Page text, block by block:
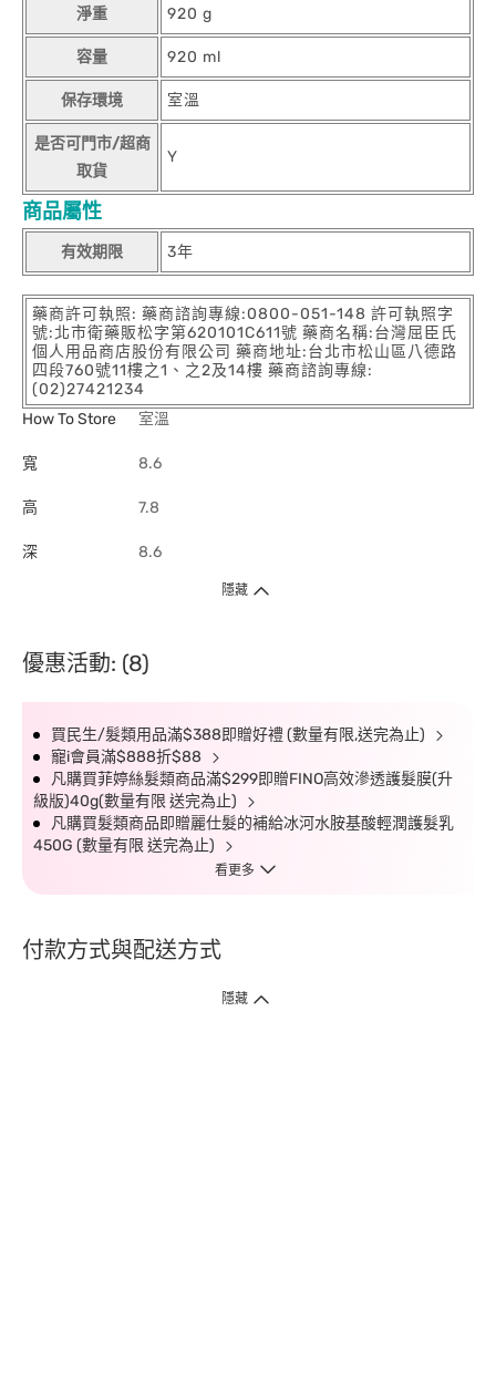
淨重 920 g
容量 920 ml
保存環境 室溫
是否可門市/超商
取貨
Y
商品屬性
有效期限 3年
藥商許可執照: 藥商諮詢專線:0800-051-148 許可執照字
號:北市衛藥販松字第620101C611號 藥商名稱:台灣屈臣氏
個人用品商店股份有限公司 藥商地址:台北市松山區八德路
四段760號11樓之1、之2及14樓 藥商諮詢專線:
(02)27421234
How To Store
室溫
寬 8.6
高 7.8
深 8.6
隱藏
優惠活動: (8)
買民生/髮類用品滿$388即贈好禮 (數量有限,送完為止)
寵i會員滿$888折$88
凡購買菲婷絲髮類商品滿$299即贈FINO高效滲透護髮膜(升
級版)40g(數量有限 送完為止)
凡購買髮類商品即贈麗仕髮的補給冰河水胺基酸輕潤護髮乳
450G (數量有限 送完為止)
看更多
付款方式與配送方式
隱藏